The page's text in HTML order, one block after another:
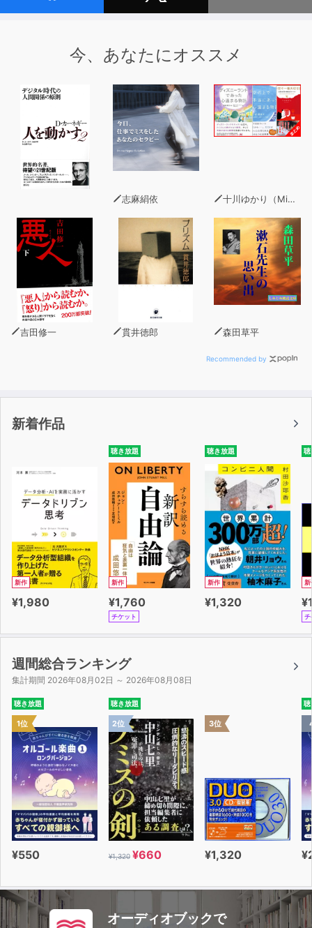
・いい後味を演出する話し方と聞き方の基本
第2章 聖書でも使われる最強の話術「ストーリーテリン
・相手に伝わる話し方
・物語を上手に語るテクニック
・A=アクション(浮き沈み)で感情を揺さぶる
・R=リザルト(まとめ)はシンプルに
・会話は準備が9割
第3章 脳神経学者がオススメする話に深みを出すためのポ
イント
・気になる人と親しくなるために必要なのは「内面の静け
・距離を縮める「自然な自己開示」
・関係性を一歩深めるための7つの会話スターター
・自分の行動パターンを把握すれば、聞く力が上がり、人
・不安から脱却できるインナースピーチ観察
・声を変えれば印象が変わる
第5章 自宅でできる会話トレーニング
・どんなシチュエーションでも話せる力を作る
・目線の動きを改善する「アイコンタクトトレーニング」
・苦手な相手にも動じない「空席エクササイズ」
・緊張しがちな人向けのもう1つの「空席エクササイズ」
・うっかりミスを減らす「マインドフルスピーキング・ト
レーニング」
今、あなたにオススメ
志麻絹依 十川ゆかり（MinxZone）
吉田修一 貫井徳郎 森田草平
Recommended by
新着作品
新作
¥1,980
聴き放題
新作
¥1,760
チケット
聴き放題
新作
¥1,320
聴
新
チ
週間総合ランキング
集計期間 2026年08月02日 ～ 2026年08月08日
聴き放題
1位
¥550
聴き放題
2位
¥1,320 ¥660
3位
¥1,320
聴
オーディオブックで